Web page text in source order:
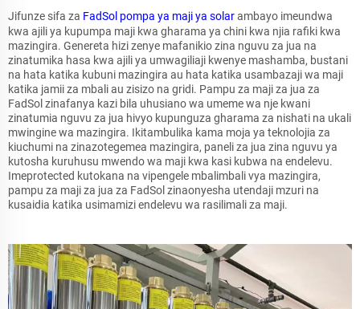
Jifunze sifa za FadSol pompa ya maji ya solarambayo imeundwa
kwa ajili ya kupumpa maji kwa gharama ya chini kwa njia rafiki kwa
mazingira. Genereta hizi zenye mafanikio zina nguvu za jua na
zinatumika hasa kwa ajili ya umwagiliaji kwenye mashamba, bustani
na hata katika kubuni mazingira au hata katika usambazaji wa maji
katika jamii za mbali au zisizo na gridi. Pampu za maji za jua za
FadSol zinafanya kazi bila uhusiano wa umeme wa nje kwani
zinatumia nguvu za jua hivyo kupunguza gharama za nishati na ukali
mwingine wa mazingira. Ikitambulika kama moja ya teknolojia za
kiuchumi na zinazotegemea mazingira, paneli za jua zina nguvu ya
kutosha kuruhusu mwendo wa maji kwa kasi kubwa na endelevu.
Imeprotected kutokana na vipengele mbalimbali vya mazingira,
pampu za maji za jua za FadSol zinaonyesha utendaji mzuri na
kusaidia katika usimamizi endelevu wa rasilimali za maji.